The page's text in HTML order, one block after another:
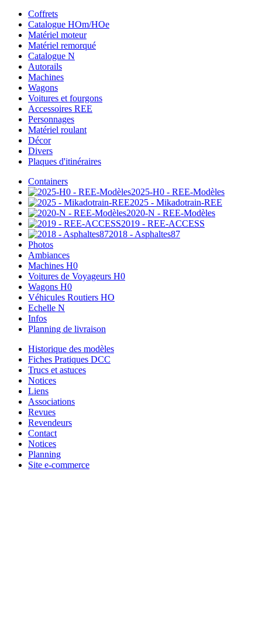
Coffrets
Catalogue HOm/HOe
Matériel moteur
Matériel remorqué
Catalogue N
Autorails
Machines
Wagons
Voitures et fourgons
Accessoires REE
Personnages
Matériel roulant
Décor
Divers
Plaques d'itinéraires
Containers
2025-H0 - REE-Modèles
2025 - Mikadotrain-REE
2020-N - REE-Modèles
2019 - REE-ACCESS
2018 - Asphaltes87
Photos
Ambiances
Machines H0
Voitures de Voyageurs H0
Wagons H0
Véhicules Routiers HO
Echelle N
Infos
Planning de livraison
Historique des modèles
Fiches Pratiques DCC
Trucs et astuces
Notices
Liens
Associations
Revues
Revendeurs
Contact
Notices
Planning
Site e-commerce